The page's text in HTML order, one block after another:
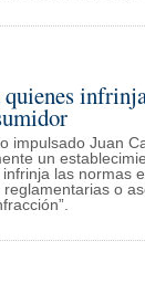
impulsado Juan
un
las normas
o